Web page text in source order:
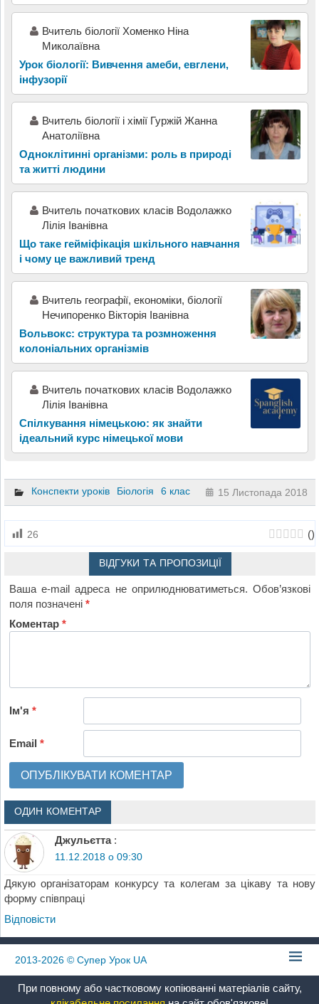
Вчитель біології Хоменко Ніна
Миколаївна
Урок біології: Вивчення амеби, евглени,
інфузорії
Вчитель біології і хімії Гуржій Жанна
Анатоліївна
Одноклітинні організми: роль в природі
та житті людини
Вчитель початкових класів Водолажко
Лілія Іванівна
Що таке гейміфікація шкільного навчання
і чому це важливий тренд
Вчитель географії, економіки, біології
Нечипоренко Вікторія Іванівна
Вольвокс: структура та розмноження
колоніальних організмів
Вчитель початкових класів Водолажко
Лілія Іванівна
Спілкування німецькою: як знайти
ідеальний курс німецької мови
Конспекти уроків Біологія 6 клас 15 Листопада 2018
26 ()
ВІДГУКИ ТА ПРОПОЗИЦІЇ
Ваша e-mail адреса не оприлюднюватиметься. Обов’язкові
поля позначені*
Коментар*
Ім'я*
Email*
ОДИН КОМЕНТАР
Джульєтта :
11.12.2018 о 09:30
Дякую організаторам конкурсу та колегам за цікаву та нову
форму співпраці
Відповіcти
2013-2026 © Супер Урок UA
При повному або частковому копіюванні матеріалів сайту,